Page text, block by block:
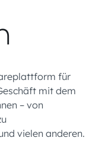
für
mit dem
– von
vielen anderen.